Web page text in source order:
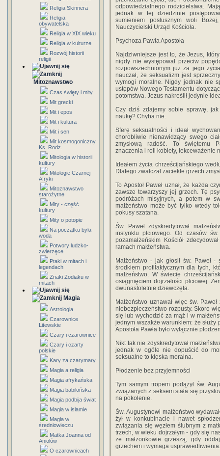
Religia Skinnera
Religia
obywatelska
Religia w XIX wieku
Religia w kulturze
Rozwój historii
religii
Mitoznawstwo
Czas święty i mity
Mit grecki
Mit i epos
Mit i kultura
Mit i sen
Mit kosmogoniczny
Ks. Rodz.
Mitologia w historii
kultury
Mitologie Czarnej
Afryki
Mitoznawstwo
starożytne
Mity - część
kultury
Mity o potopie
Na początku była
woda
Potwory ludzko-
zwierzęce
Ptaki w mitach i
legendach
Znaki Zodiaku w
mitach
Magia
Astrologia
Czarownice
Litewskie
Czary i czarownice
Czary i czarty
polskie
Kary za czarymary
Magia a religia
Magia afrykańska
Magia babilońska
Magia podbija świat
Magia w islamie
Magia w
średniowieczu
Matka Joanna od
Aniołów
O czarownicach
odpowiedzialnego rodzicielstwa.
jednak w tej dziedzinie
sumieniem posłusznym woli
Nauczycielski Urząd Kościoła.
Psychoza Pawła Apostoła
Najdziwniejsze jest to, że Jezus,
nigdy nie występował przeciw
rozpowszechnionym już za jego
nauczał, że seksualizm jest
wymogi moralne. Nigdy jednak nie
ustępów Nowego Testamentu
potomstwa. Jezus nakreślił jedynie
Czy dziś zdajemy sobie sprawę,
naukę? Chyba nie.
Sferę seksualności i ideał
chorobliwie nienawidzący swego
zmysłową radość. To świętemu
znaczenia i roli kobiety, lekceważenie
Ideałem życia chrześcijańskiego
Dlatego zwalczał zaciekle grzech
To Apostoł Paweł uznał, że każda
zawsze towarzyszy jej grzech. Tę
podróżach misyjnych, a potem w
małżeństwo może być tylko wtedy
pokusy szatana.
Św. Paweł zdyskredytował
instynktu płciowego. Od czasów
pozamałżeńskim Kościół
ramach małżeństwa.
Małżeństwo - jak głosił św. Paweł
środkiem profilaktycznym dla tych,
małżeństwo. W świecie
osiągnięciem dojrzałości płciowej.
dwunastoletnie dziewczęta.
Małżeństwo uznawał więc św.
niebezpieczeństwo rozpusty. Skoro
się lub wychodzić za mąż i w
jednym wszakże warunkiem: że
Apostoła Pawła było wyłącznie
Nikt tak nie zdyskredytował
jednak w ogóle nie dopuścić do
seksualne to klęska moralna.
Płodzenie bez przyjemności
Tym samym tropem podążył św.
związanych z seksem stała się
na pokolenie.
Św. Augustynowi małżeństwo
żył w konkubinacie i nawet
związania się węzłem ślubnym z
trzech, w wieku dojrzałym - gdy się
że małżonkowie grzeszą, gdy
grzechem i wymaga